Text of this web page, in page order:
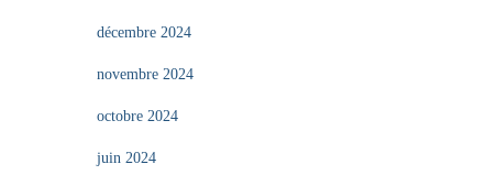
décembre 2024
novembre 2024
octobre 2024
juin 2024